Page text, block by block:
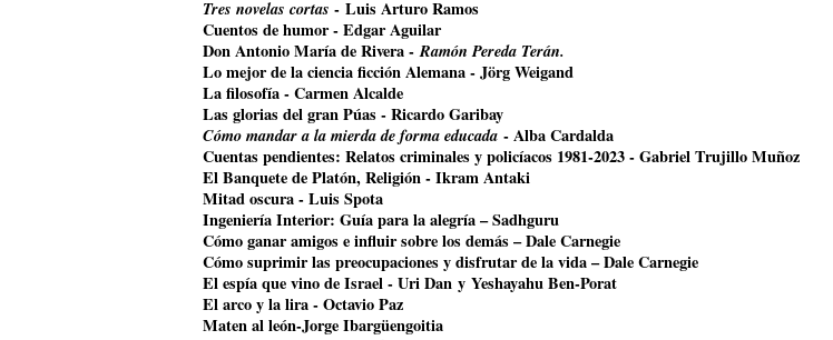
Tres novelas cortas - Luis Arturo Ramos
Cuentos de humor - Edgar Aguilar
Don Antonio María de Rivera -Ramón Pereda Terán.
Lo mejor de la ciencia ficción Alemana - Jörg Weigand
La filosofía - Carmen Alcalde
Las glorias del gran Púas - Ricardo Garibay
Cómo mandar a la mierda de forma educada - Alba Cardalda
Cuentas pendientes: Relatos criminales y policíacos 1981-2023 - Gabriel Trujillo Muñoz
El Banquete de Platón, Religión - Ikram Antaki
Mitad oscura - Luis Spota
Ingeniería Interior: Guía para la alegría – Sadhguru
Cómo ganar amigos e influir sobre los demás – Dale Carnegie
Cómo suprimir las preocupaciones y disfrutar de la vida – Dale Carnegie
El espía que vino de Israel - Uri Dan y Yeshayahu Ben-Porat
El arco y la lira - Octavio Paz
Maten al león-Jorge Ibargüengoitia